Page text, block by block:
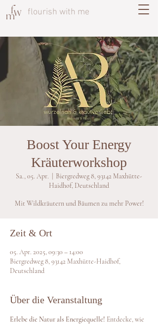
flourish with me
Boost Your Energy
Kräuterworkshop
Sa., 05. Apr.
Biergredweg 8, 93142 Maxhütte-
Haidhof, Deutschland
Mit Wildkräutern und Bäumen zu mehr Power!
Zeit & Ort
05. Apr. 2025, 09:30 – 14:00
Biergredweg 8, 93142 Maxhütte-Haidhof,
Deutschland
Über die Veranstaltung
Erlebe die Natur als Energiequelle! Entdecke, wie